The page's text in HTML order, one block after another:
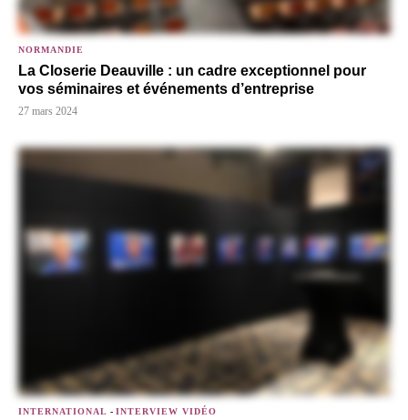
NORMANDIE
La Closerie Deauville : un cadre exceptionnel pour
vos séminaires et événements d’entreprise
27 mars 2024
INTERNATIONAL - INTERVIEW VIDÉO